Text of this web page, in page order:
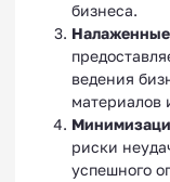
бизнеса.
ведения
материалов
риски
успешного